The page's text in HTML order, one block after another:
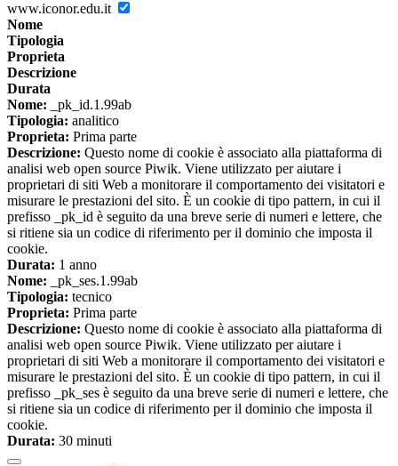
www.iconor.edu.it
Nome
Tipologia
Proprieta
Descrizione
Durata
Nome: _pk_id.1.99ab
Tipologia: analitico
Proprieta: Prima parte
Descrizione: Questo nome di cookie è associato alla piattaforma di
analisi web open source Piwik. Viene utilizzato per aiutare i
proprietari di siti Web a monitorare il comportamento dei visitatori e
misurare le prestazioni del sito. È un cookie di tipo pattern, in cui il
prefisso _pk_id è seguito da una breve serie di numeri e lettere, che
si ritiene sia un codice di riferimento per il dominio che imposta il
cookie.
Durata: 1 anno
Nome: _pk_ses.1.99ab
Tipologia: tecnico
Proprieta: Prima parte
Descrizione: Questo nome di cookie è associato alla piattaforma di
analisi web open source Piwik. Viene utilizzato per aiutare i
proprietari di siti Web a monitorare il comportamento dei visitatori e
misurare le prestazioni del sito. È un cookie di tipo pattern, in cui il
prefisso _pk_ses è seguito da una breve serie di numeri e lettere, che
si ritiene sia un codice di riferimento per il dominio che imposta il
cookie.
Durata: 30 minuti